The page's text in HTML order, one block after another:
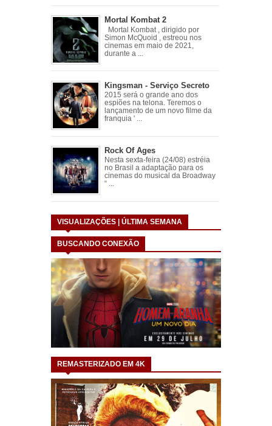
Mortal Kombat 2
Mortal Kombat , dirigido por
Simon McQuoid , estreou nos
cinemas em maio de 2021,
durante a ...
Kingsman - Serviço Secreto
2015 será o grande ano dos
espiões na telona. Teremos o
lançamento de um novo filme da
franquia ' ...
Rock Of Ages
Nesta sexta-feira (24/08) estréia
no Brasil a adaptação para os
cinemas do musical da Broadway
“ ...
VISUALIZAÇÕES | ÚLTIMA SEMANA
BUSCANDO CONEXÃO
REMASTERIZADO EM 4K